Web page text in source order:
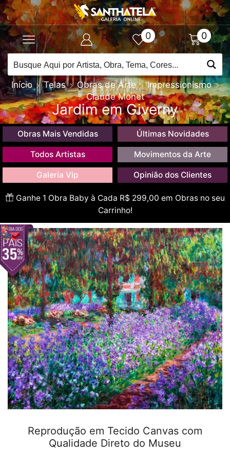
0 0
Início Telas Obras de Arte
Impressionismo
Claude Monet
Jardim em Giverny
Obras Mais Vendidas Últimas Novidades
Todos Artistas Movimentos da Arte
Galeria Vip Opinião dos Clientes
Ganhe 1 Obra Baby à Cada R$ 299,00 em Obras no seu
Carrinho!
Reprodução em Tecido Canvas com
Qualidade Direto do Museu